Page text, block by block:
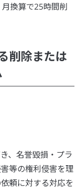
換算で25時間削
削除または
、名誉毀損・プラ
等の権利侵害を理
頼に対する対応を